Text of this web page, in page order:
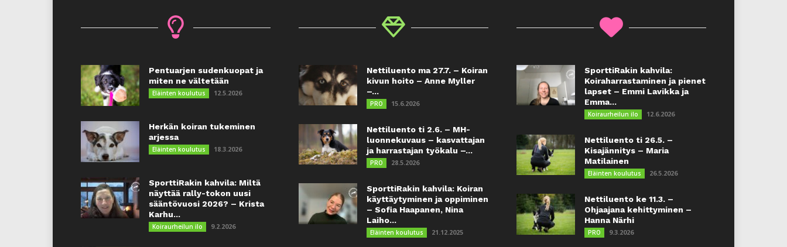
Pentuarjen sudenkuopat ja
miten ne vältetään
Eläinten koulutus 12.5.2026
Herkän koiran tukeminen
arjessa
Eläinten koulutus 18.3.2026
SporttiRakin kahvila: Miltä
näyttää rally-tokon uusi
sääntövuosi 2026? – Krista
Karhu...
Koiraurheilun ilo 9.2.2026
Nettiluento ma 27.7. – Koiran
kivun hoito – Anne Myller
–...
PRO 15.6.2026
Nettiluento ti 2.6. – MH-
luonnekuvaus – kasvattajan
ja harrastajan työkalu –...
PRO 28.5.2026
SporttiRakin kahvila: Koiran
käyttäytyminen ja oppiminen
– Sofia Haapanen, Nina
Laiho...
Eläinten koulutus 21.12.2025
SporttiRakin kahvila:
Koiraharrastaminen ja pienet
lapset – Emmi Lavikka ja
Emma...
Koiraurheilun ilo 12.6.2026
Nettiluento ti 26.5. –
Kisajännitys – Maria
Matilainen
Eläinten koulutus 26.5.2026
Nettiluento ke 11.3. –
Ohjaajana kehittyminen –
Hanna Närhi
PRO 9.3.2026